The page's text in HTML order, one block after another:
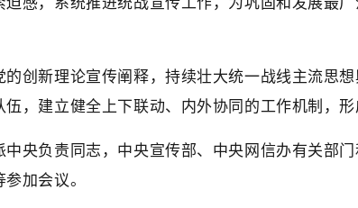
创新理论宣传阐释，持续壮大统一战线主流思
，建立健全上下联动、内外协同的工作机制，
央负责同志，中央宣传部、中央网信办有关部
加会议。